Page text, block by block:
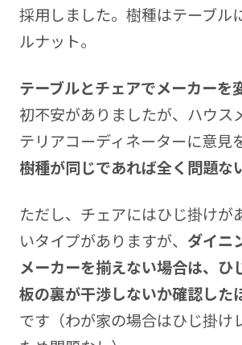
採用しました。樹種はテーブル
ルナット。
テーブルとチェアでメーカーを
初不安がありましたが、ハウス
テリアコーディネーターに意見
樹種が同じであれば全く問題な
ただし、チェアにはひじ掛けが
いタイプがありますが、 ダイニ
メーカーを揃えない場合は、ひ
板の裏が干渉しないか確認した
です（わが家の場合はひじ掛け